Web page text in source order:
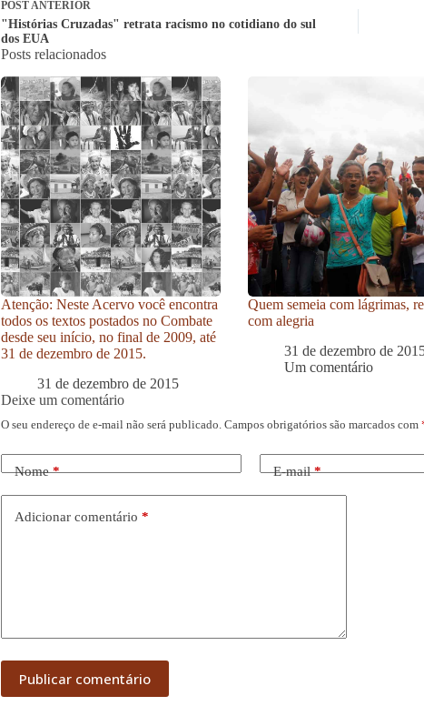
POSTANTERIOR
"Histórias Cruzadas" retrata racismo no cotidiano do sul
dos EUA
Posts relacionados
Atenção: Neste Acervo você encontra
todos os textos postados no Combate
desde seu início, no final de 2009, até
31 de dezembro de 2015.
31 de dezembro de 2015
Quem semeia com lágrimas,
com alegria
31 de dezembro de
Um comentário
Deixe um comentário
O seu endereço de e-mail não será publicado. Campos obrigatórios são marcados com
Nome* E-mail*
Adicionar comentário *
Publicar comentário